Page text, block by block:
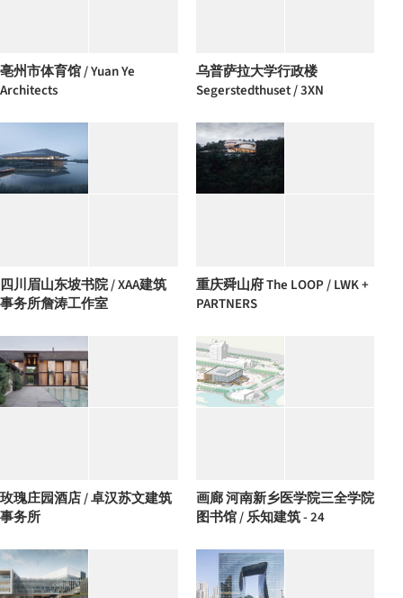
亳州市体育馆 / Yuan Ye
Architects
乌普萨拉大学行政楼
Segerstedthuset / 3XN
四川眉山东坡书院 / XAA建筑
事务所詹涛工作室
重庆舜山府 The LOOP / LWK +
PARTNERS
玫瑰庄园酒店 / 卓汉苏文建筑
事务所
画廊 河南新乡医学院三全学院
图书馆 / 乐知建筑 - 24